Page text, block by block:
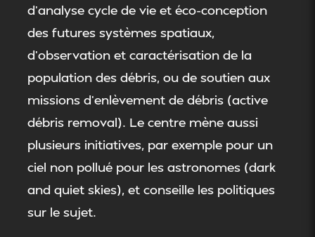
d’analyse cycle de vie et éco-conception
des futures systèmes spatiaux,
d’observation et caractérisation de la
population des débris, ou de soutien aux
missions d’enlèvement de débris (active
débris removal). Le centre mène aussi
plusieurs initiatives, par exemple pour un
ciel non pollué pour les astronomes (dark
and quiet skies), et conseille les politiques
sur le sujet.